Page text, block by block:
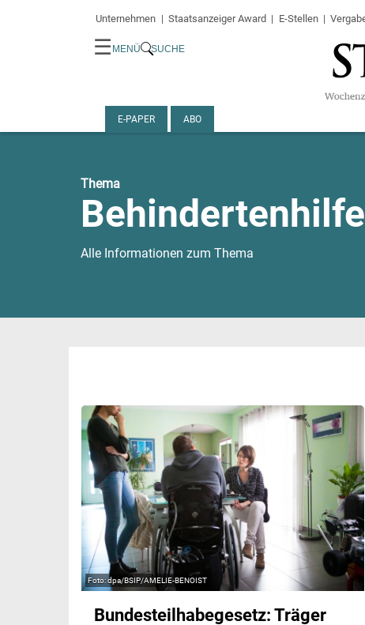
Unternehmen Staatsanzeiger Award E-Stellen
☰ MENÜ SUCHE
E-PAPER ABO
Thema
Behindertenhilfe
Alle Informationen zum Thema
dpa/BSIP/AMELIE-BENOIST
Bundesteilhabegesetz: Träger